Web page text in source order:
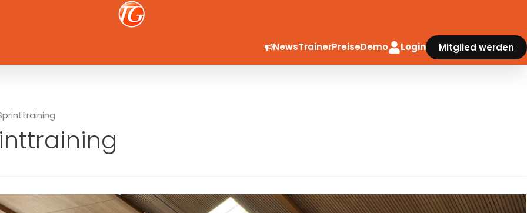
NewsTrainerPreiseDemo Login Mitglied werden